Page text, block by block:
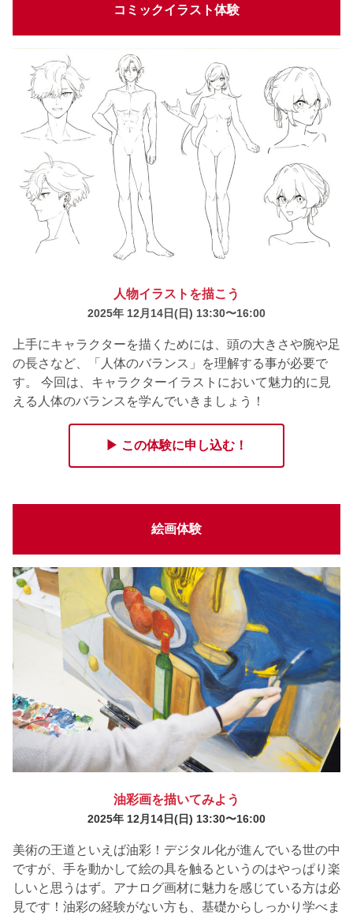
コミックイラスト体験
人物イラストを描こう
2025年 12月14日(日) 13:30〜16:00
上手にキャラクターを描くためには、頭の大きさや腕や足
の長さなど、「人体のバランス」を理解する事が必要で
す。 今回は、キャラクターイラストにおいて魅力的に見
える人体のバランスを学んでいきましょう！
▶ この体験に申し込む！
絵画体験
油彩画を描いてみよう
2025年 12月14日(日) 13:30〜16:00
美術の王道といえば油彩！デジタル化が進んでいる世の中
ですが、手を動かして絵の具を触るというのはやっぱり楽
しいと思うはず。アナログ画材に魅力を感じている方は必
見です！油彩の経験がない方も、基礎からしっかり学べま